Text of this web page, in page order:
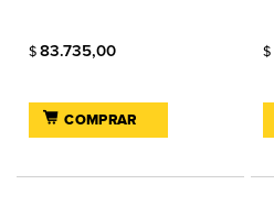
$ 83.735,00
COMPRAR
$